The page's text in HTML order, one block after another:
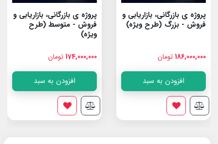
پروژه ی بازرگانی، بازاریابی و
فروش - بزرگ (طرح ویژه)
186,000,000 تومان
افزودن به سبد
پروژه ی بازرگانی، بازاریابی و
فروش - متوسط (طرح
ویژه)
174,000,000 تومان
افزودن به سبد